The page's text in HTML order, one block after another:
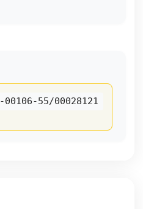
00106-55/00028121